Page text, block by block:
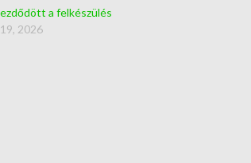
a felkészülés
2026